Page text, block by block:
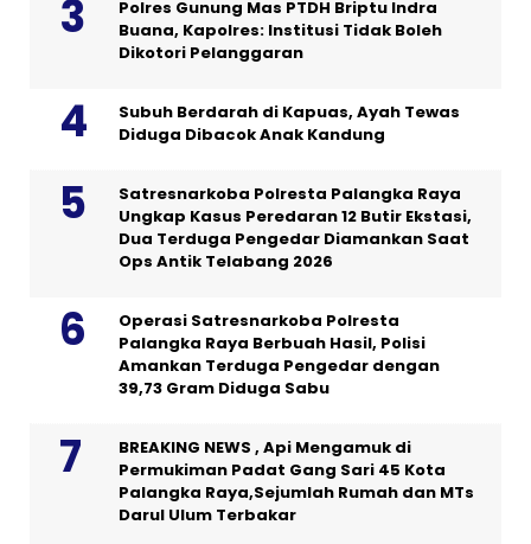
Polres Gunung Mas PTDH Briptu Indra
Buana, Kapolres: Institusi Tidak Boleh
Dikotori Pelanggaran
Subuh Berdarah di Kapuas, Ayah Tewas
Diduga Dibacok Anak Kandung
Satresnarkoba Polresta Palangka Raya
Ungkap Kasus Peredaran 12 Butir Ekstasi,
Dua Terduga Pengedar Diamankan Saat
Ops Antik Telabang 2026
Operasi Satresnarkoba Polresta
Palangka Raya Berbuah Hasil, Polisi
Amankan Terduga Pengedar dengan
39,73 Gram Diduga Sabu
BREAKING NEWS , Api Mengamuk di
Permukiman Padat Gang Sari 45 Kota
Palangka Raya,Sejumlah Rumah dan MTs
Darul Ulum Terbakar